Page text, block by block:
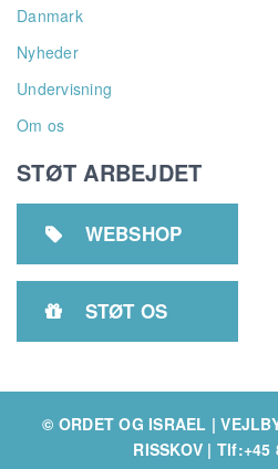
Danmark
Nyheder
Undervisning
Om os
STØT ARBEJDET
 WEBSHOP
 STØT OS
© ORDET OG ISRAEL |
RISSKOV | Tlf:+45